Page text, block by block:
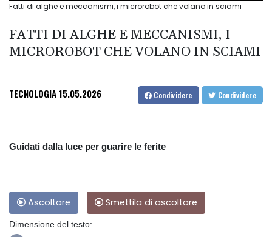
Fatti di alghe e meccanismi, i microrobot che volano in sciami
FATTI DI ALGHE E MECCANISMI, I
MICROROBOT CHE VOLANO IN SCIAMI
TECNOLOGIA15.05.2026 Condividere Condividere
Guidati dalla luce per guarire le ferite
Ascoltare Smettila di ascoltare
Dimensione del testo: